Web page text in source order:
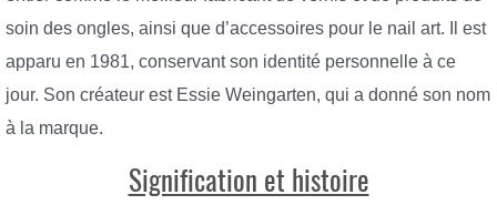
soin des ongles, ainsi que d’accessoires pour le nail art. Il est
apparu en 1981, conservant son identité personnelle à ce
jour. Son créateur est Essie Weingarten, qui a donné son nom
à la marque.
Signification et histoire